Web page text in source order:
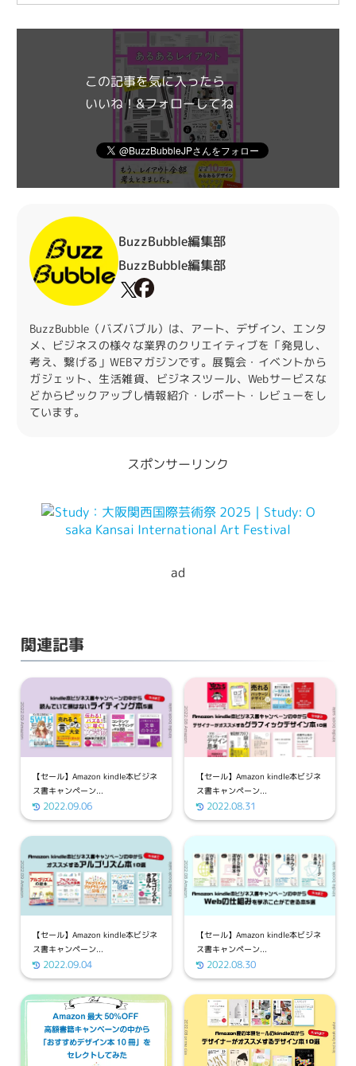
この記事を気に入ったら
いいね！&フォローしてね
BuzzBubble編集部
BuzzBubble編集部
BuzzBubble（バズバブル）は、アート、デザイン、エンタ
メ、ビジネスの様々な業界のクリエイティブを「発見し、
考え、繋げる」WEBマガジンです。展覧会・イベントから
ガジェット、生活雑貨、ビジネスツール、Webサービスな
どからピックアップし情報紹介・レポート・レビューをし
ています。
スポンサーリンク
ad
関連記事
【セール】Amazon kindle本ビジネ
ス書キャンペーン...
2022.09.06
【セール】Amazon kindle本ビジネ
ス書キャンペーン...
2022.08.31
【セール】Amazon kindle本ビジネ
ス書キャンペーン...
2022.09.04
【セール】Amazon kindle本ビジネ
ス書キャンペーン...
2022.08.30